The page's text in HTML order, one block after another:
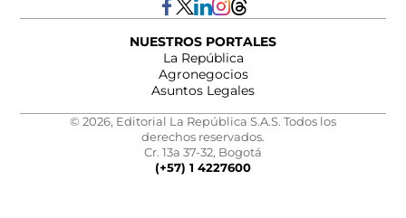
NUESTROS PORTALES
La República
Agronegocios
Asuntos Legales
© 2026, Editorial La República S.A.S. Todos los
derechos reservados.
Cr. 13a 37-32, Bogotá
(+57) 1 4227600